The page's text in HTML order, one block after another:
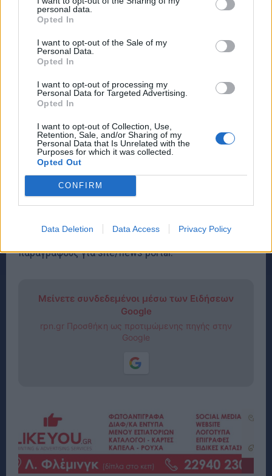
personal data.
Opted In
I want to opt-out of the Sale of my
Personal Data.
Opted In
I want to opt-out of processing my
Personal Data for Targeted Advertising.
Opted In
I want to opt-out of Collection, Use,
Retention, Sale, and/or Sharing of my
Personal Data that Is Unrelated with the
Purposes for which it was collected.
Opted Out
CONFIRM
Data Deletion Data Access Privacy Policy
Το έργο παρουσιάζεται ως ένα βήμα προς την
ενίσχυση της οδικής ασφάλειας. Ωστόσο, οι
αλλεπάλληλες προσφυγές δείχνουν ότι ο
σχεδιασμός του εξακολουθεί να προκαλεί σοβαρές
ενστάσεις στην αγορά.
Το επόμενο διάστημα θα κρίνει αν ο διαγωνισμός θα
προχωρήσει ή αν το φιλόδοξο σύστημα των
«έξυπνων» καμερών θα μείνει, για ακόμη μία φορά,
στα χαρτιά.
ύφος με δυνατό τίτλο, lead και πιο κοφτές
παραγράφους για site/news portal.
Μείνετε συνδεδεμένοι μέσω των Ειδήσεων
Google
rpn.gr Προσθήκη ως προτιμώμενης πηγής στην
Google